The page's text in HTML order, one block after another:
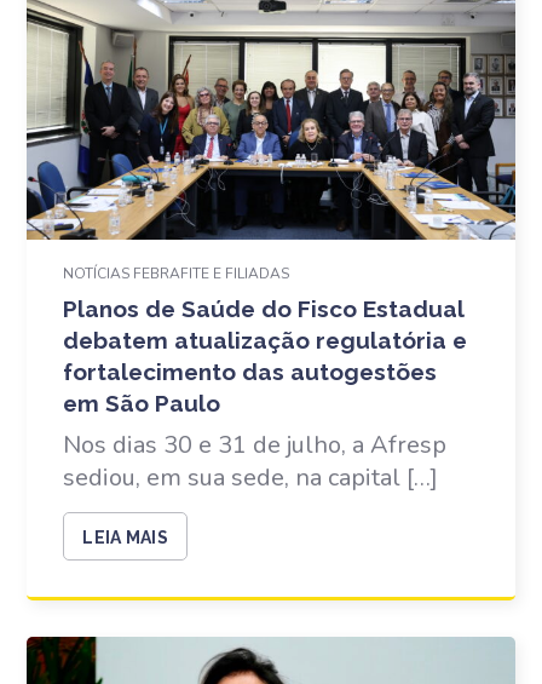
NOTÍCIAS FEBRAFITE E FILIADAS
Planos de Saúde do Fisco Estadual
debatem atualização regulatória e
fortalecimento das autogestões
em São Paulo
Nos dias 30 e 31 de julho, a Afresp
sediou, em sua sede, na capital […]
LEIA MAIS